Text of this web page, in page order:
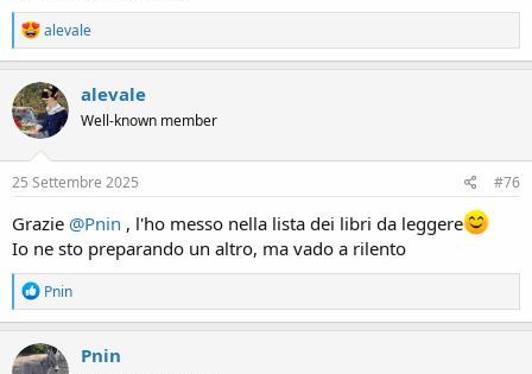
R
e
a
c
t
i
o
n
s
alevale
alevale
Well-known member
25 Settembre 2025 #76
Grazie @Pnin , l'ho messo nella lista dei libri da leggere
Io ne sto preparando un altro, ma vado a rilento
R
e
a
c
t
Pnin
Pnin